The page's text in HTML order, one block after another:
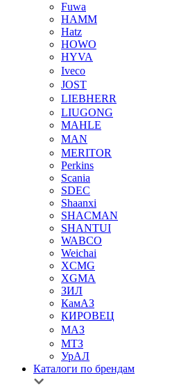
Fuwa
HAMM
Hatz
HOWO
HYVA
Iveco
JOST
LIEBHERR
LIUGONG
MAHLE
MAN
MERITOR
Perkins
Scania
SDEC
Shaanxi
SHACMAN
SHANTUI
WABCO
Weichai
XCMG
XGMA
ЗИЛ
КамАЗ
КИРОВЕЦ
МАЗ
МТЗ
УрАЛ
Каталоги по брендам